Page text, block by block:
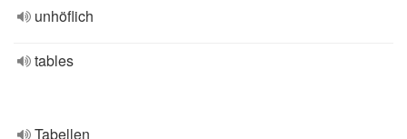
unhöflich
tables
Tabellen